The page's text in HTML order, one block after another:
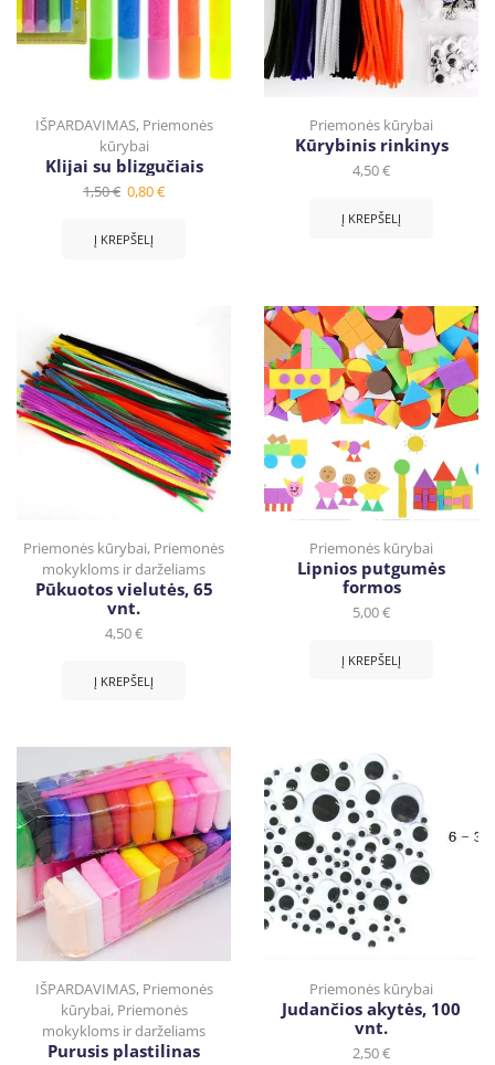
IŠPARDAVIMAS, Priemonės
kūrybai
Klijai su blizgučiais
1,50€ 0,80€
Į KREPŠELĮ
Priemonės kūrybai
Kūrybinis rinkinys
4,50€
Į KREPŠELĮ
Priemonės kūrybai, Priemonės
mokykloms ir darželiams
Pūkuotos vielutės, 65
vnt.
4,50€
Į KREPŠELĮ
Priemonės kūrybai
Lipnios putgumės
formos
5,00€
Į KREPŠELĮ
IŠPARDAVIMAS, Priemonės
kūrybai, Priemonės
mokykloms ir darželiams
Purusis plastilinas
Priemonės kūrybai
Judančios akytės, 100
vnt.
2,50€